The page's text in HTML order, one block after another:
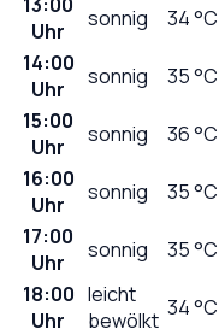
Uhr
sonnig 34°C
14:00
Uhr
sonnig 35°C
15:00
Uhr
sonnig 36°C
16:00
Uhr
sonnig 35°C
17:00
Uhr
sonnig 35°C
18:00
Uhr
leicht
bewölkt 34°C